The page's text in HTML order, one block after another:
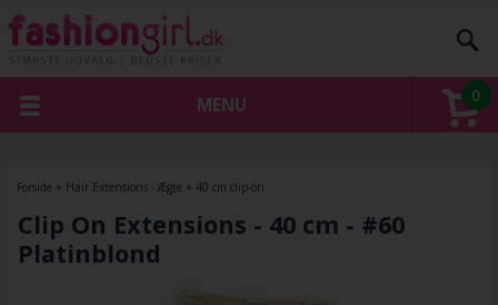
0
MENU
Forside » Hair Extensions - Ægte » 40 cm clip-on
Clip On Extensions - 40 cm - #60
Platinblond